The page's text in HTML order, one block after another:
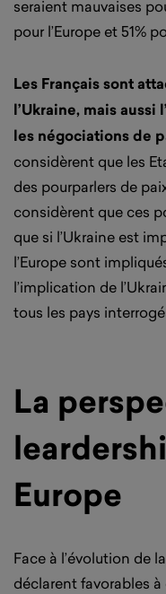
seraient mauvaises
pour l’Europe et 51%
Les Français sont
l’Ukraine, mais
les négociations de
considèrent que les
des pourparlers de
considèrent que ces
que si l’Ukraine est
l’Europe sont
l’implication de
tous les pays
La
Europe
Face à l’évolution de
déclarent favorables